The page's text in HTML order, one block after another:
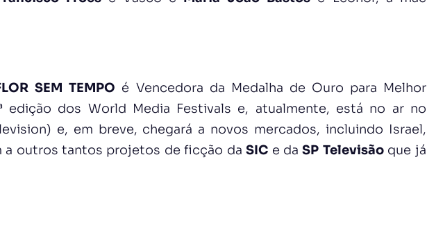
SEM TEMPO é Vencedora da Medalha de Ouro para Melhor
edição dos World Media Festivals e, atualmente, está no ar no
e, em breve, chegará a novos mercados, incluindo Israel,
a outros tantos projetos de ficção daSIC e daSP Televisãoque já